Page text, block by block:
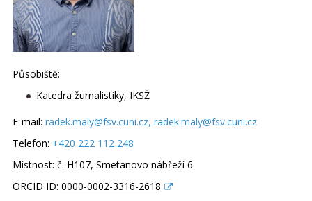
Působiště:
Katedra žurnalistiky, IKSŽ
E-mail: radek.maly@fsv.cuni.cz, radek.maly@fsv.cuni.cz
Telefon: +420 222 112 248
Místnost: č. H107, Smetanovo nábřeží 6
ORCID ID: 0000-0002-3316-2618